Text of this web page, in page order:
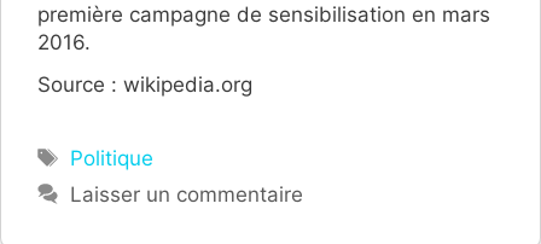
première campagne de sensibilisation en mars
2016.
Source : wikipedia.org
Étiquettes
Politique
Laisser un commentaire